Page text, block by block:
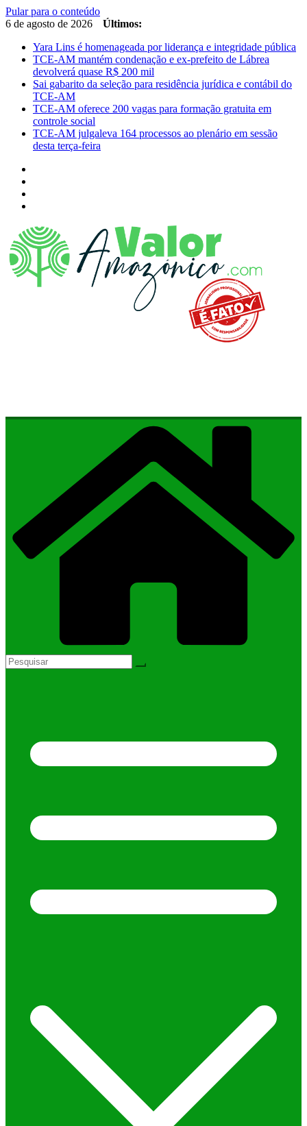
Pular para o conteúdo
6 de agosto de 2026
Últimos:
Yara Lins é homenageada por liderança e integridade pública
TCE-AM mantém condenação e ex-prefeito de Lábrea
devolverá quase R$ 200 mil
Sai gabarito da seleção para residência jurídica e contábil do
TCE-AM
TCE-AM oferece 200 vagas para formação gratuita em
controle social
TCE-AM julgaleva 164 processos ao plenário em sessão
desta terça-feira